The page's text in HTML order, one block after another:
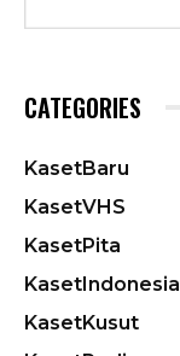
CATEGORIES
KasetBaru
KasetVHS
KasetPita
KasetIndonesia
KasetKusut